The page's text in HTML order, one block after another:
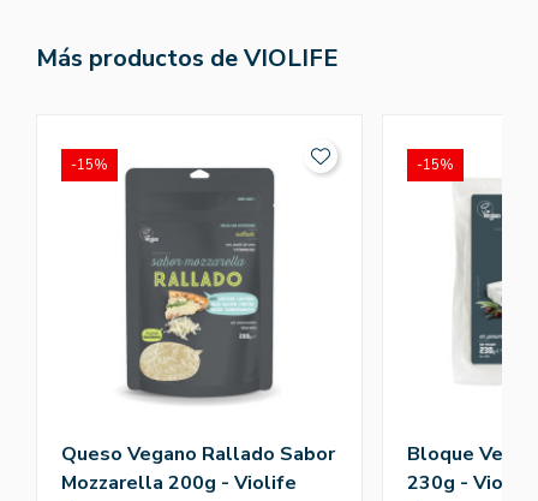
Más productos de VIOLIFE
Queso Vegano Rallado Sabor
Mozzarella 200g - Violife
-15%
Bloque
230g - Violife
-15%